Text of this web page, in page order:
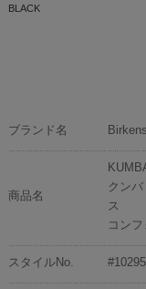
BLACK
ブランド名
商品名
クン
ス
コン
スタイルNo.